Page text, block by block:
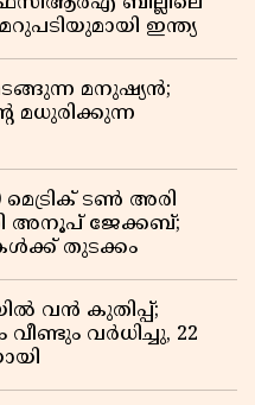
ഇന്ത്യ
മനുഷ്യൻ;
മധുരിക്കുന്ന
ടൺ അരി
അനൂപ് ജേക്കബ്;
തുടക്കം
വൻ കുതിപ്പ്;
വർധിച്ചു, 22